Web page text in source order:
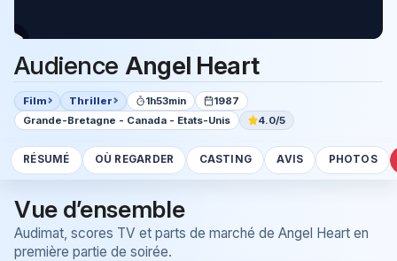
Audience Angel Heart
Film Thriller 1h53min
1987
Grande-Bretagne - Canada - Etats-Unis
4.0/5
RÉSUMÉ OÙ REGARDER CASTING AVIS PHOTOS
Vue d’ensemble
Audimat, scores TV et parts de marché de Angel Heart en
première partie de soirée.